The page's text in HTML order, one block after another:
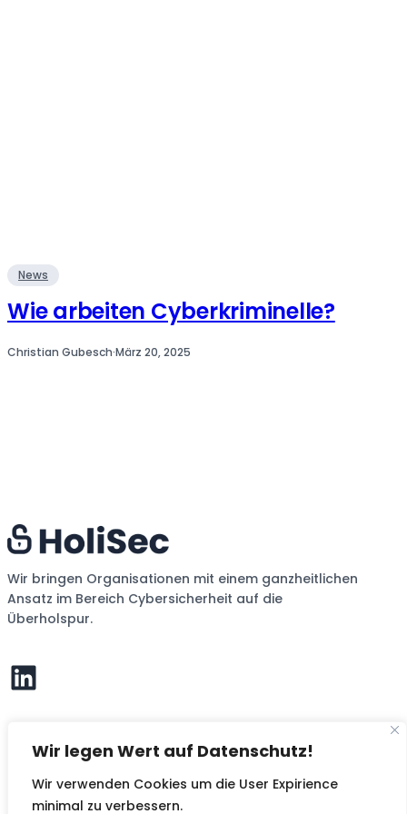
Wir legen Wert auf Datenschutz!
Wir verwenden Cookies um die User Expirience
minimal zu verbessern.
News
Wie arbeiten Cyberkriminelle?
Christian Gubesch·März 20, 2025
Wir bringen Organisationen mit einem ganzheitlichen
Ansatz im Bereich Cybersicherheit auf die
Überholspur.
LinkedIn
KONTAKT
HoliSec GmbH
Mariahilfer Straße 1